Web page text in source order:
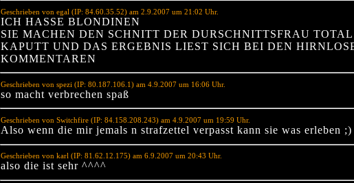
Geschrieben von egal (IP: 84.60.35.52) am 2.9.2007 um 21:02 Uhr.
ICH HASSE BLONDINEN
SIE MACHEN DEN SCHNITT DER DURSCHNITTSFRAU TOTAL
KAPUTT UND DAS ERGEBNIS LIEST SICH BEI DEN
KOMMENTAREN
Geschrieben von spezi (IP: 80.187.106.1) am 4.9.2007 um 16:06 Uhr.
so macht verbrechen spaß
Geschrieben von Switchfire (IP: 84.158.208.243) am 4.9.2007 um 19:59 Uhr.
Also wenn die mir jemals n strafzettel verpasst kann sie was erleben ;)
Geschrieben von karl (IP: 81.62.12.175) am 6.9.2007 um 20:43 Uhr.
also die ist sehr ^^^^